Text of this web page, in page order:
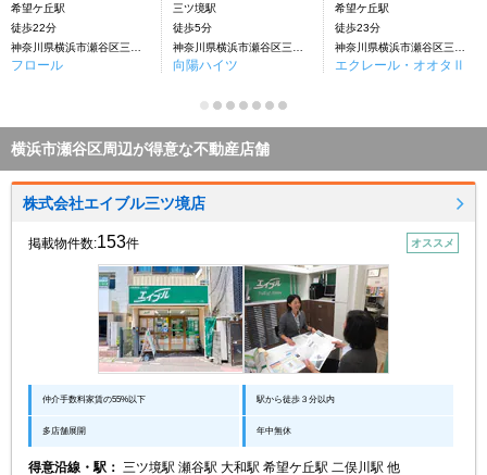
希望ケ丘駅
徒歩22分
フロール
三ツ境駅
徒歩5分
向陽ハイツ
希望ケ丘駅
徒歩23分
エクレール・オオタⅡ
横浜市瀬谷区周辺が得意な不動産店舗
株式会社エイブル三ツ境店
掲載物件数:153件 オススメ
仲介手数料家賃の55%以下 駅から徒歩３分以内
多店舗展開 年中無休
得意沿線・駅：
三ツ境駅 瀬谷駅 大和駅 希望ケ丘駅 二俣川駅 他